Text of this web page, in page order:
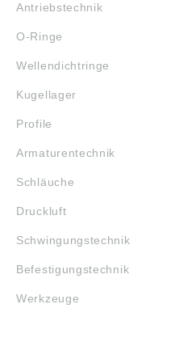
Antriebstechnik
O-Ringe
Wellendichtringe
Kugellager
Profile
Armaturentechnik
Schläuche
Druckluft
Schwingungstechnik
Befestigungstechnik
Werkzeuge